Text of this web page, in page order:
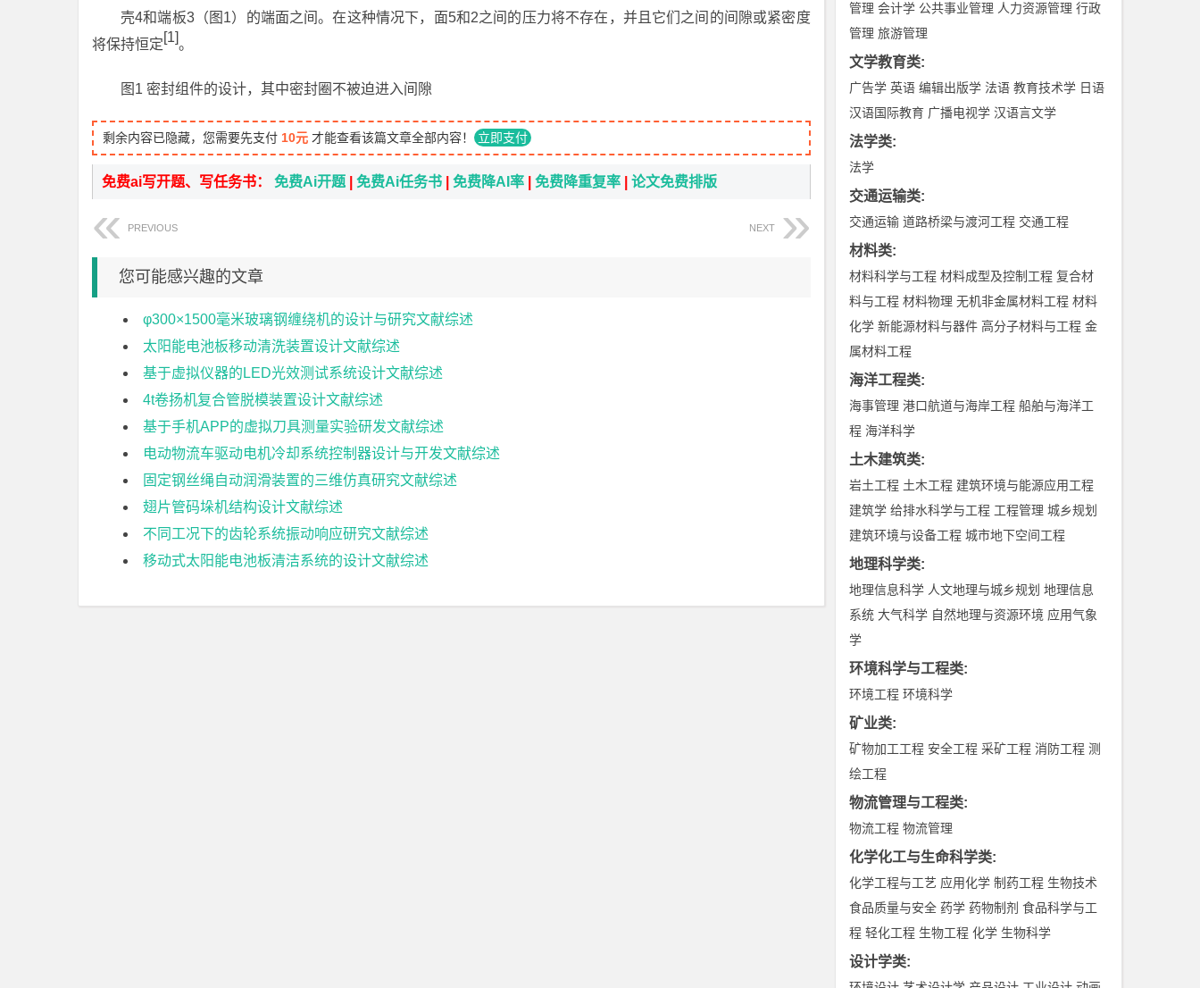
壳4和端板3（图1）的端面之间。在这种情况下，面5和2之间的压力将不存在，并且它们之间的间隙或紧密度
将保持恒定[1]。
图1 密封组件的设计，其中密封圈不被迫进入间隙
剩余内容已隐藏，您需要先支付 10元 才能查看该篇文章全部内容！ 立即支付
免费ai写开题、写任务书： 免费Ai开题 免费Ai任务书 免费降AI率 免费降重复率 论文免费排版
PREVIOUS NEXT
您可能感兴趣的文章
φ300×1500毫米玻璃钢缠绕机的设计与研究文献综述
太阳能电池板移动清洗装置设计文献综述
基于虚拟仪器的LED光效测试系统设计文献综述
4t卷扬机复合管脱模装置设计文献综述
基于手机APP的虚拟刀具测量实验研发文献综述
电动物流车驱动电机冷却系统控制器设计与开发文献综述
固定钢丝绳自动润滑装置的三维仿真研究文献综述
翅片管码垛机结构设计文献综述
不同工况下的齿轮系统振动响应研究文献综述
移动式太阳能电池板清洁系统的设计文献综述
管理 会计学 公共事业管理 人力资源管理 行政
管理 旅游管理
文学教育类:
广告学 英语 编辑出版学 法语 教育技术学 日语
汉语国际教育 广播电视学 汉语言文学
法学类:
法学
交通运输类:
交通运输 道路桥梁与渡河工程 交通工程
材料类:
材料科学与工程 材料成型及控制工程 复合材
料与工程 材料物理 无机非金属材料工程 材料
化学 新能源材料与器件 高分子材料与工程 金
属材料工程
海洋工程类:
海事管理 港口航道与海岸工程 船舶与海洋工
程 海洋科学
土木建筑类:
岩土工程 土木工程 建筑环境与能源应用工程
建筑学 给排水科学与工程 工程管理 城乡规划
建筑环境与设备工程 城市地下空间工程
地理科学类:
地理信息科学 人文地理与城乡规划 地理信息
系统 大气科学 自然地理与资源环境 应用气象
学
环境科学与工程类:
环境工程 环境科学
矿业类:
矿物加工工程 安全工程 采矿工程 消防工程 测
绘工程
物流管理与工程类:
物流工程 物流管理
化学化工与生命科学类:
化学工程与工艺 应用化学 制药工程 生物技术
食品质量与安全 药学 药物制剂 食品科学与工
程 轻化工程 生物工程 化学 生物科学
设计学类: